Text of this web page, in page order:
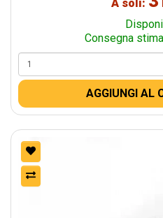
A soli:
Consegna
AGGIUNGI AL